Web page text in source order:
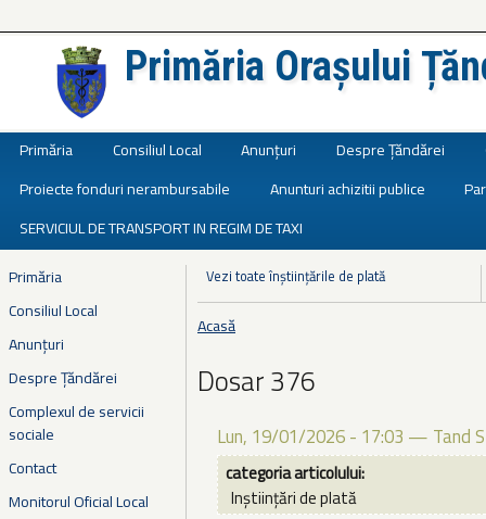
Primăria Orașului
Primăria Consiliul Local Anunțuri Despre Țăndărei
Proiecte fonduri nerambursabile
Anunturi achizitii publice
SERVICIUL DE TRANSPORT IN REGIM DE TAXI
Primăria
Consiliul Local
Anunțuri
Despre Țăndărei
Complexul de servicii
sociale
Contact
Monitorul Oficial Local
Vezi toate înștiințările de plată
Eşti aici
Acasă
Dosar 376
Lun, 19/01/2026 - 17:03 — Tand
categoria articolului:
Inștiințări de plată